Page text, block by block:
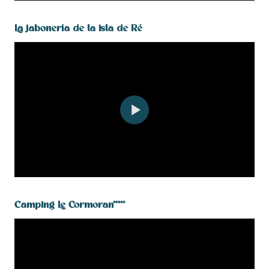
La jabonería de la isla de Ré
Camping Le Cormoran*****